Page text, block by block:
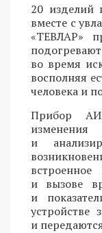
20 изделий
вместе с
«ТЕВЛАР»
во время
восполняя
человека и
Прибор
и
и вызове
и
устройстве
и